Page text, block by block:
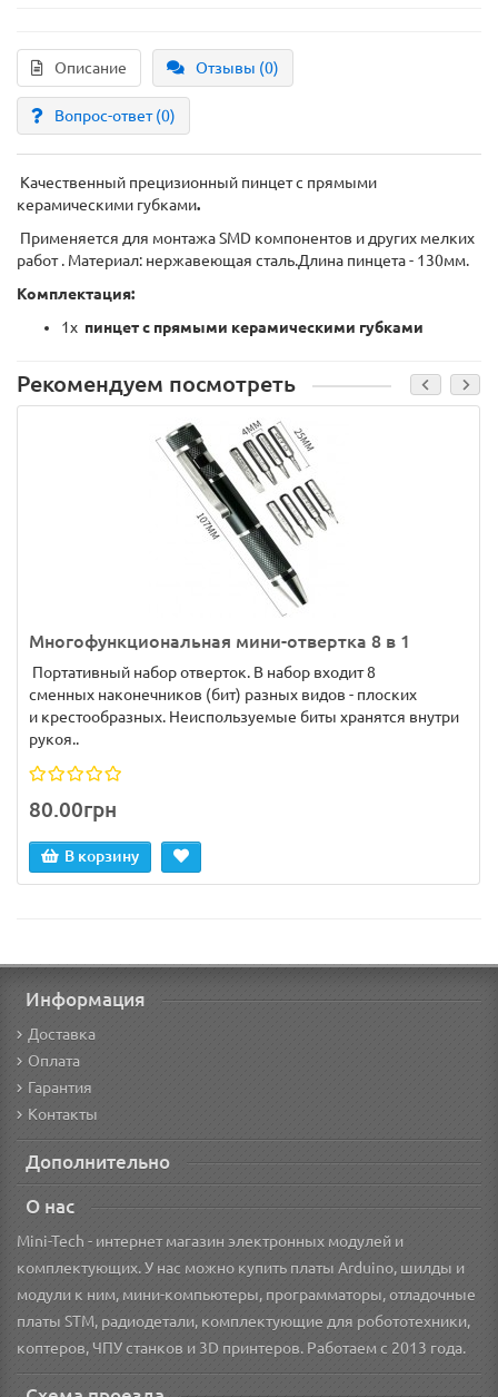
Описание Отзывы (0)
Вопрос-ответ(0)
Качественный прецизионный пинцет с прямыми
керамическими губками.
Применяется для монтажа SMD компонентов и других мелких
работ . Материал: нержавеющая сталь.Длина пинцета - 130мм.
Комплектация:
1x пинцет с прямыми керамическими губками
Рекомендуем посмотреть
Многофункциональная мини-отвертка 8 в 1
Портативный набор отверток. В набор входит 8
сменных наконечников (бит) разных видов - плоских
и крестообразных. Неиспользуемые биты хранятся внутри
рукоя..
80.00грн
В корзину
Информация
Доставка
Оплата
Гарантия
Контакты
Дополнительно
О нас
Mini-Tech - интернет магазин электронных модулей и
комплектующих. У нас можно купить платы Arduino, шилды и
модули к ним, мини-компьютеры, программаторы, отладочные
платы STM, радиодетали, комплектующие для робототехники,
коптеров, ЧПУ станков и 3D принтеров. Работаем с 2013 года.